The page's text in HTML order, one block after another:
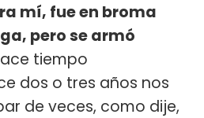
mí, fue en broma
pero se armó
tiempo
dos o tres años nos
de veces, como dije,